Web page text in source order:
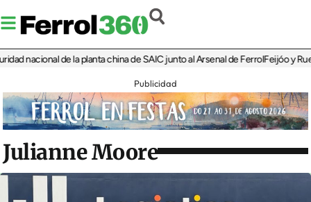
de la planta china de SAIC junto al Arsenal de FerrolFeijóo y Rueda
Publicidad
Julianne Moore